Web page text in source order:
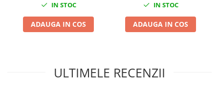
Suzuki
Universale
Scule Pneumatice
IN STOC
ADAUGA IN COS
IN STOC
ADAUGA IN COS
ULTIMELE RECENZII